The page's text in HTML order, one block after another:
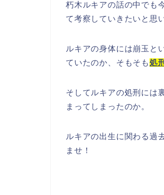
朽木ルキアの話の中でも
て考察していきたいと思
ルキアの身体には崩玉と
ていたのか、そもそも処
そしてルキアの処刑には
まってしまったのか。
ルキアの出生に関わる過
ませ！